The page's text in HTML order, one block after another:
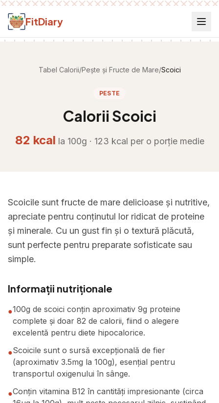
Salt la conținut
FitDiary
Tabel Calorii/Pește și Fructe de Mare/Scoici
PESTE
Calorii Scoici
82 kcal la 100g · 123 kcal per o porție medie
Scoicile sunt fructe de mare delicioase și nutritive,
apreciate pentru conținutul lor ridicat de proteine
și minerale. Cu un gust fin și o textură plăcută,
sunt perfecte pentru preparate sofisticate sau
simple.
Informații nutriționale
●100g de scoici conțin aproximativ 9g proteine
complete și doar 82 de calorii, fiind o alegere
excelentă pentru diete hipocalorice.
●Scoicile sunt o sursă excepțională de fier
(aproximativ 3.5mg la 100g), esențial pentru
transportul oxigenului în sânge.
●Conțin vitamina B12 în cantități impresionante (circa